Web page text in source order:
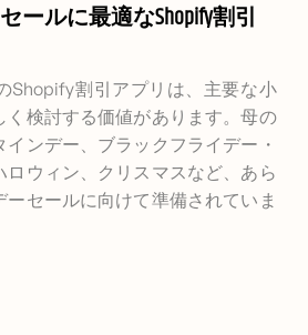
ールに最適なShopify割引
Shopify割引アプリは、主要な小
く検討する価値があります。母の
ンデー、ブラックフライデー・
ウィン、クリスマスなど、あら
セールに向けて準備されていま